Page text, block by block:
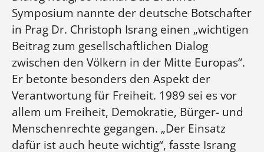
Symposium nannte der deutsche Botschafter
in Prag Dr. Christoph Israng einen „wichtigen
Beitrag zum gesellschaftlichen Dialog
zwischen den Völkern in der Mitte Europas“.
Er betonte besonders den Aspekt der
Verantwortung für Freiheit. 1989 sei es vor
allem um Freiheit, Demokratie, Bürger- und
Menschenrechte gegangen. „Der Einsatz
dafür ist auch heute wichtig“, fasste Israng